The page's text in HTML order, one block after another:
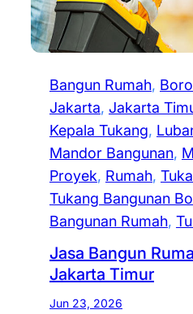
Bangun Rumah,
Jakarta, Jakarta
Kepala Tukang,
Mandor Bangunan,
Proyek, Rumah,
Tukang Bangunan
Bangunan Rumah,
Jasa Bangun
Jakarta Timur
Jun 23, 2026